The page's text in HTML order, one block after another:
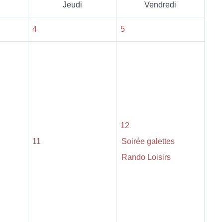
Jeudi Vendredi
4 5
11
12
Soirée galettes
Rando Loisirs